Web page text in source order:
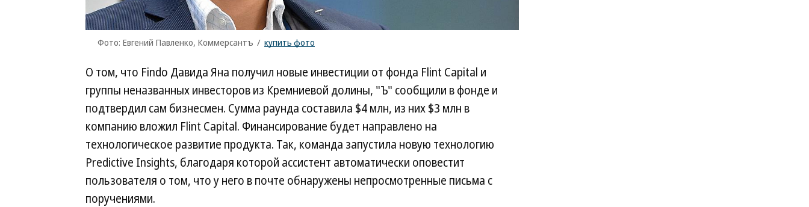
Фото: Евгений Павленко, Коммерсантъ / купить фото
О том, что Findo Давида Яна получил новые инвестиции от фонда Flint Capital и
группы неназванных инвесторов из Кремниевой долины, "Ъ" сообщили в фонде и
подтвердил сам бизнесмен. Сумма раунда составила $4 млн, из них $3 млн в
компанию вложил Flint Capital. Финансирование будет направлено на
технологическое развитие продукта. Так, команда запустила новую технологию
Predictive Insights, благодаря которой ассистент автоматически оповестит
пользователя о том, что у него в почте обнаружены непросмотренные письма с
поручениями.